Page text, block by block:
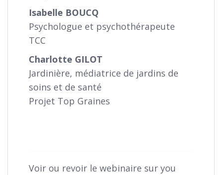
Isabelle BOUCQ
Psychologue et psychothérapeute
TCC
Charlotte GILOT
Jardinière, médiatrice de jardins de
soins et de santé
Projet Top Graines
Voir ou revoir le webinaire sur you